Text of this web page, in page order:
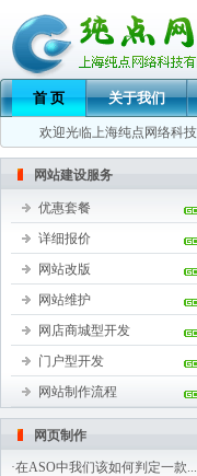
首 页 关于我们
欢迎光临上海纯点网络科
网站建设服务
优惠套餐
详细报价
网站改版
网站维护
网店商城型开发
门户型开发
网站制作流程
网页制作
·在ASO中我们该如何判定一款...